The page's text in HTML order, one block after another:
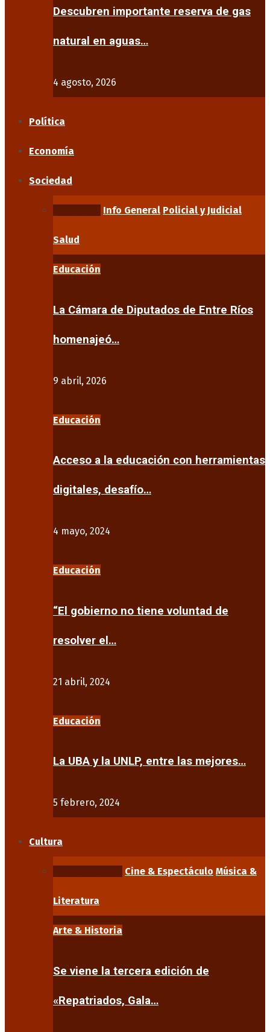
Descubren importante reserva de gas
natural en aguas…
4 agosto, 2026
Política
Economía
Sociedad
Info General Policial y Judicial
Salud
Educación
La Cámara de Diputados de Entre Ríos
homenajeó…
9 abril, 2026
Educación
Acceso a la educación con herramientas
digitales, desafío…
4 mayo, 2024
Educación
“El gobierno no tiene voluntad de
resolver el…
21 abril, 2024
Educación
La UBA y la UNLP, entre las mejores…
5 febrero, 2024
Cultura
Cine & Espectáculo Música &
Literatura
Arte & Historia
Se viene la tercera edición de
«Repatriados, Gala…